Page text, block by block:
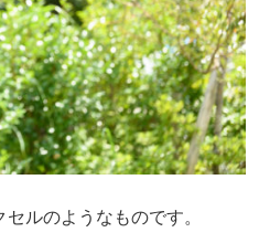
ルのようなものです。